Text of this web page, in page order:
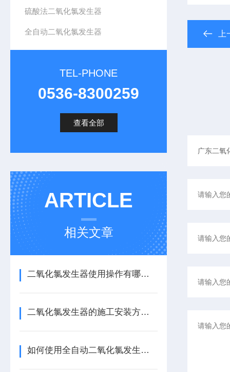
硫酸法二氧化氯发生器
全自动二氧化氯发生器
TEL-PHONE
0536-8300259
查看全部
ARTICLE
相关文章
二氧化氯发生器使用操作有哪些需要注意的地方
二氧化氯发生器的施工安装方法有哪些？
如何使用全自动二氧化氯发生器才不容易会出现问题呢？